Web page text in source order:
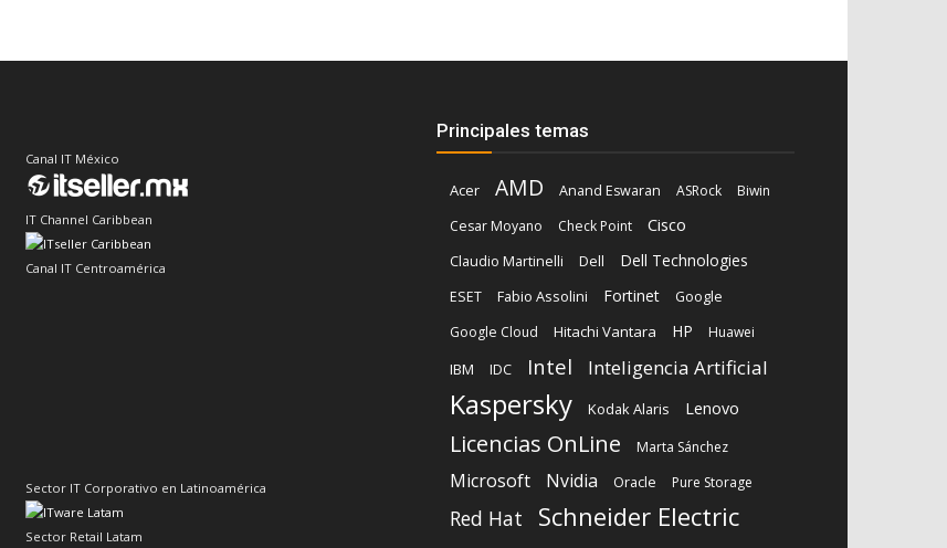
Canal IT México
IT Channel Caribbean
Canal IT Centroamérica
Evento de Canales en Latino América
Principales temas
Acer AMD Anand Eswaran ASRock
Biwin
Cesar Moyano
Check Point Cisco
Claudio Martinelli Dell Dell Technologies
ESET Fabio Assolini Fortinet
Google
Google Cloud
Hitachi Vantara HP Huawei
IBM IDC Intel Inteligencia Artificial
Kaspersky Kodak Alaris Lenovo
Licencias OnLine Marta Sánchez
Microsoft Nvidia Oracle Pure Storage
Red Hat Schneider Electric